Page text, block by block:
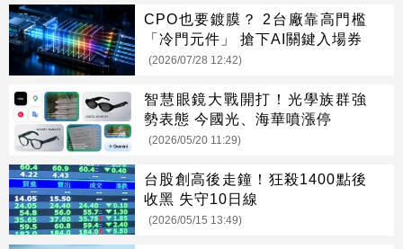
CPO也要鍍膜？ 2台廠靠高門檻
「冷門元件」 搶下AI關鍵入場券
(2026/07/28 12:42)
智慧眼鏡大戰開打！光學族群強
勢表態 今國光、海華噴漲停
(2026/05/20 11:29)
台股創高後走鐘！狂殺1400點後
收黑 失守10日線
(2026/05/15 13:49)